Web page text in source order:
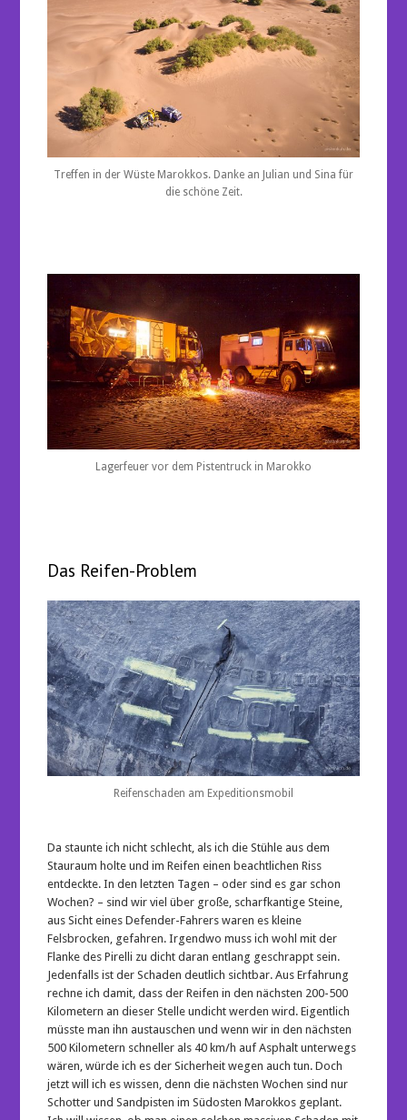
Treffen in der Wüste Marokkos. Danke an Julian und Sina für
die schöne Zeit.
Lagerfeuer vor dem Pistentruck in Marokko
Das Reifen-Problem
Reifenschaden am Expeditionsmobil
Da staunte ich nicht schlecht, als ich die Stühle aus dem
Stauraum holte und im Reifen einen beachtlichen Riss
entdeckte. In den letzten Tagen – oder sind es gar schon
Wochen? – sind wir viel über große, scharfkantige Steine,
aus Sicht eines Defender-Fahrers waren es kleine
Felsbrocken, gefahren. Irgendwo muss ich wohl mit der
Flanke des Pirelli zu dicht daran entlang geschrappt sein.
Jedenfalls ist der Schaden deutlich sichtbar. Aus Erfahrung
rechne ich damit, dass der Reifen in den nächsten 200-500
Kilometern an dieser Stelle undicht werden wird. Eigentlich
müsste man ihn austauschen und wenn wir in den nächsten
500 Kilometern schneller als 40 km/h auf Asphalt unterwegs
wären, würde ich es der Sicherheit wegen auch tun. Doch
jetzt will ich es wissen, denn die nächsten Wochen sind nur
Schotter und Sandpisten im Südosten Marokkos geplant.